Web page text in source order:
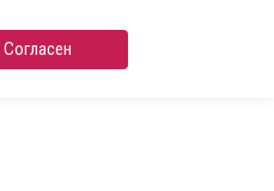
Согласен